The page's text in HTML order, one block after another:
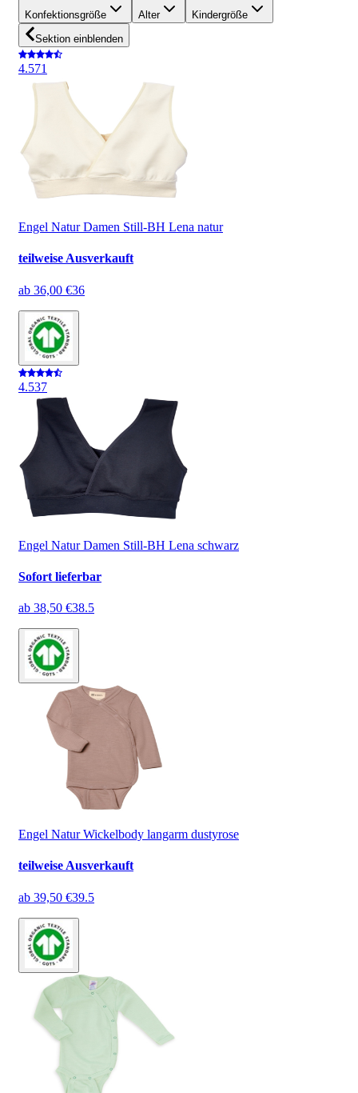
Konfektionsgröße Alter
Kindergröße
Sektion einblenden
4.571
Engel Natur Damen Still-BH Lena natur
teilweise Ausverkauft
ab 36,00 €36
4.537
Engel Natur Damen Still-BH Lena schwarz
Sofort lieferbar
ab 38,50 €38.5
Engel Natur Wickelbody langarm dustyrose
teilweise Ausverkauft
ab 39,50 €39.5